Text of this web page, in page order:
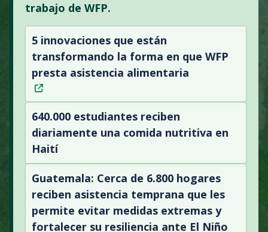
trabajo de WFP.
5 innovaciones que están
transformando la forma en que WFP
presta asistencia alimentaria
640.000 estudiantes reciben
diariamente una comida nutritiva en
Haití
Guatemala: Cerca de 6.800 hogares
reciben asistencia temprana que les
permite evitar medidas extremas y
fortalecer su resiliencia ante El Niño